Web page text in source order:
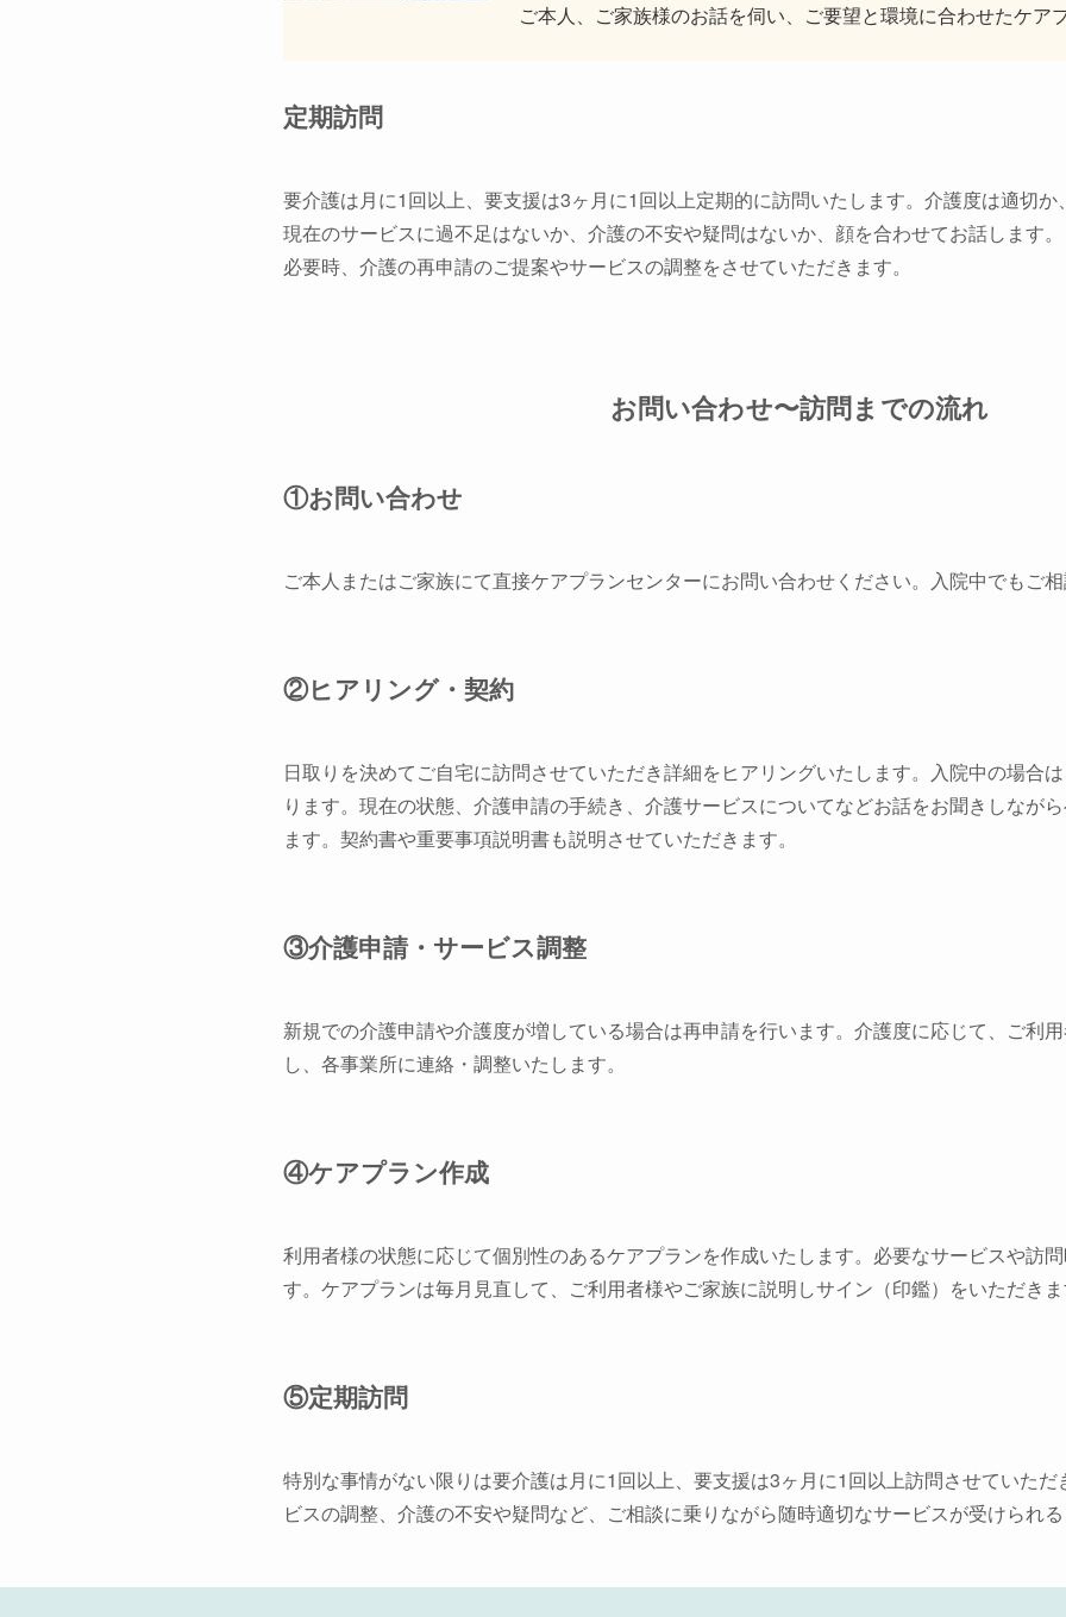
ご本人、ご家族様のお話を伺い、ご要望と環境に合わせたケア
定期訪問
要介護は月に1回以上、要支援は3ヶ月に1回以上定期的に訪問いたします。介護度は適切か
現在のサービスに過不足はないか、介護の不安や疑問はないか、顔を合わせてお話します。
必要時、介護の再申請のご提案やサービスの調整をさせていただきます。
お問い合わせ〜訪問までの流れ
①お問い合わせ
ご本人またはご家族にて直接ケアプランセンターにお問い合わせください。入院中でもご
②ヒアリング・契約
日取りを決めてご自宅に訪問させていただき詳細をヒアリングいたします。入院中の場合
ります。現在の状態、介護申請の手続き、介護サービスについてなどお話をお聞きしなが
ます。契約書や重要事項説明書も説明させていただきます。
③介護申請・サービス調整
新規での介護申請や介護度が増している場合は再申請を行います。介護度に応じて、ご利
し、各事業所に連絡・調整いたします。
④ケアプラン作成
利用者様の状態に応じて個別性のあるケアプランを作成いたします。必要なサービスや訪
す。ケアプランは毎月見直して、ご利用者様やご家族に説明しサイン（印鑑）をいただき
⑤定期訪問
特別な事情がない限りは要介護は月に1回以上、要支援は3ヶ月に1回以上訪問させていた
ビスの調整、介護の不安や疑問など、ご相談に乗りながら随時適切なサービスが受けられ